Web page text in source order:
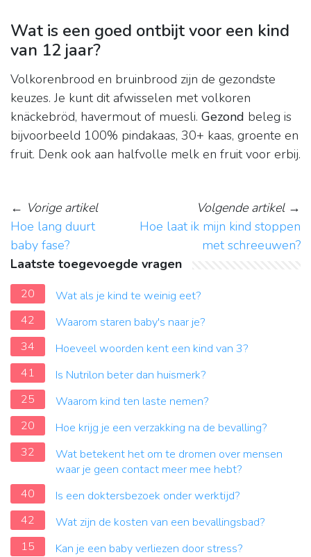
Wat is een goed ontbijt voor een kind
van 12 jaar?
Volkorenbrood en bruinbrood zijn de gezondste
keuzes. Je kunt dit afwisselen met volkoren
knäckebröd, havermout of muesli. Gezond beleg is
bijvoorbeeld 100% pindakaas, 30+ kaas, groente en
fruit. Denk ook aan halfvolle melk en fruit voor erbij.
← Vorige artikel
Hoe lang duurt
baby fase?
Volgende artikel→
Hoe laat ik mijn kind stoppen
met schreeuwen?
Laatste toegevoegde vragen
20
Wat als je kind te weinig eet?
42
Waarom staren baby's naar je?
34
Hoeveel woorden kent een kind van 3?
41
Is Nutrilon beter dan huismerk?
25
Waarom kind ten laste nemen?
20
Hoe krijg je een verzakking na de bevalling?
32
Wat betekent het om te dromen over mensen
waar je geen contact meer mee hebt?
40
Is een doktersbezoek onder werktijd?
42
Wat zijn de kosten van een bevallingsbad?
15
Kan je een baby verliezen door stress?